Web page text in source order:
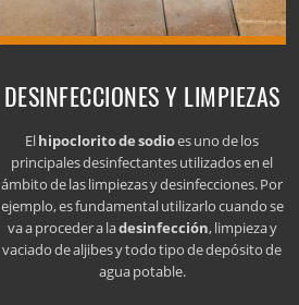
DESINFECCIONES Y LIMPIEZAS
Elhipoclorito de sodioes uno de los
principales desinfectantes utilizados en el
ámbito de las limpiezas y desinfecciones. Por
ejemplo, es fundamental utilizarlo cuando se
va a proceder a ladesinfección, limpieza y
vaciado de aljibes y todo tipo de depósito de
agua potable.